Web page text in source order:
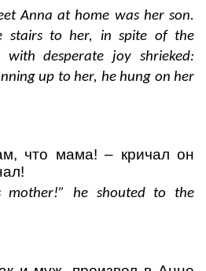
Anna at home was her son.
stairs to her, in spite of the
with desperate joy shrieked:
up to her, he hung on her
, что мама! – кричал он
!
he shouted to the